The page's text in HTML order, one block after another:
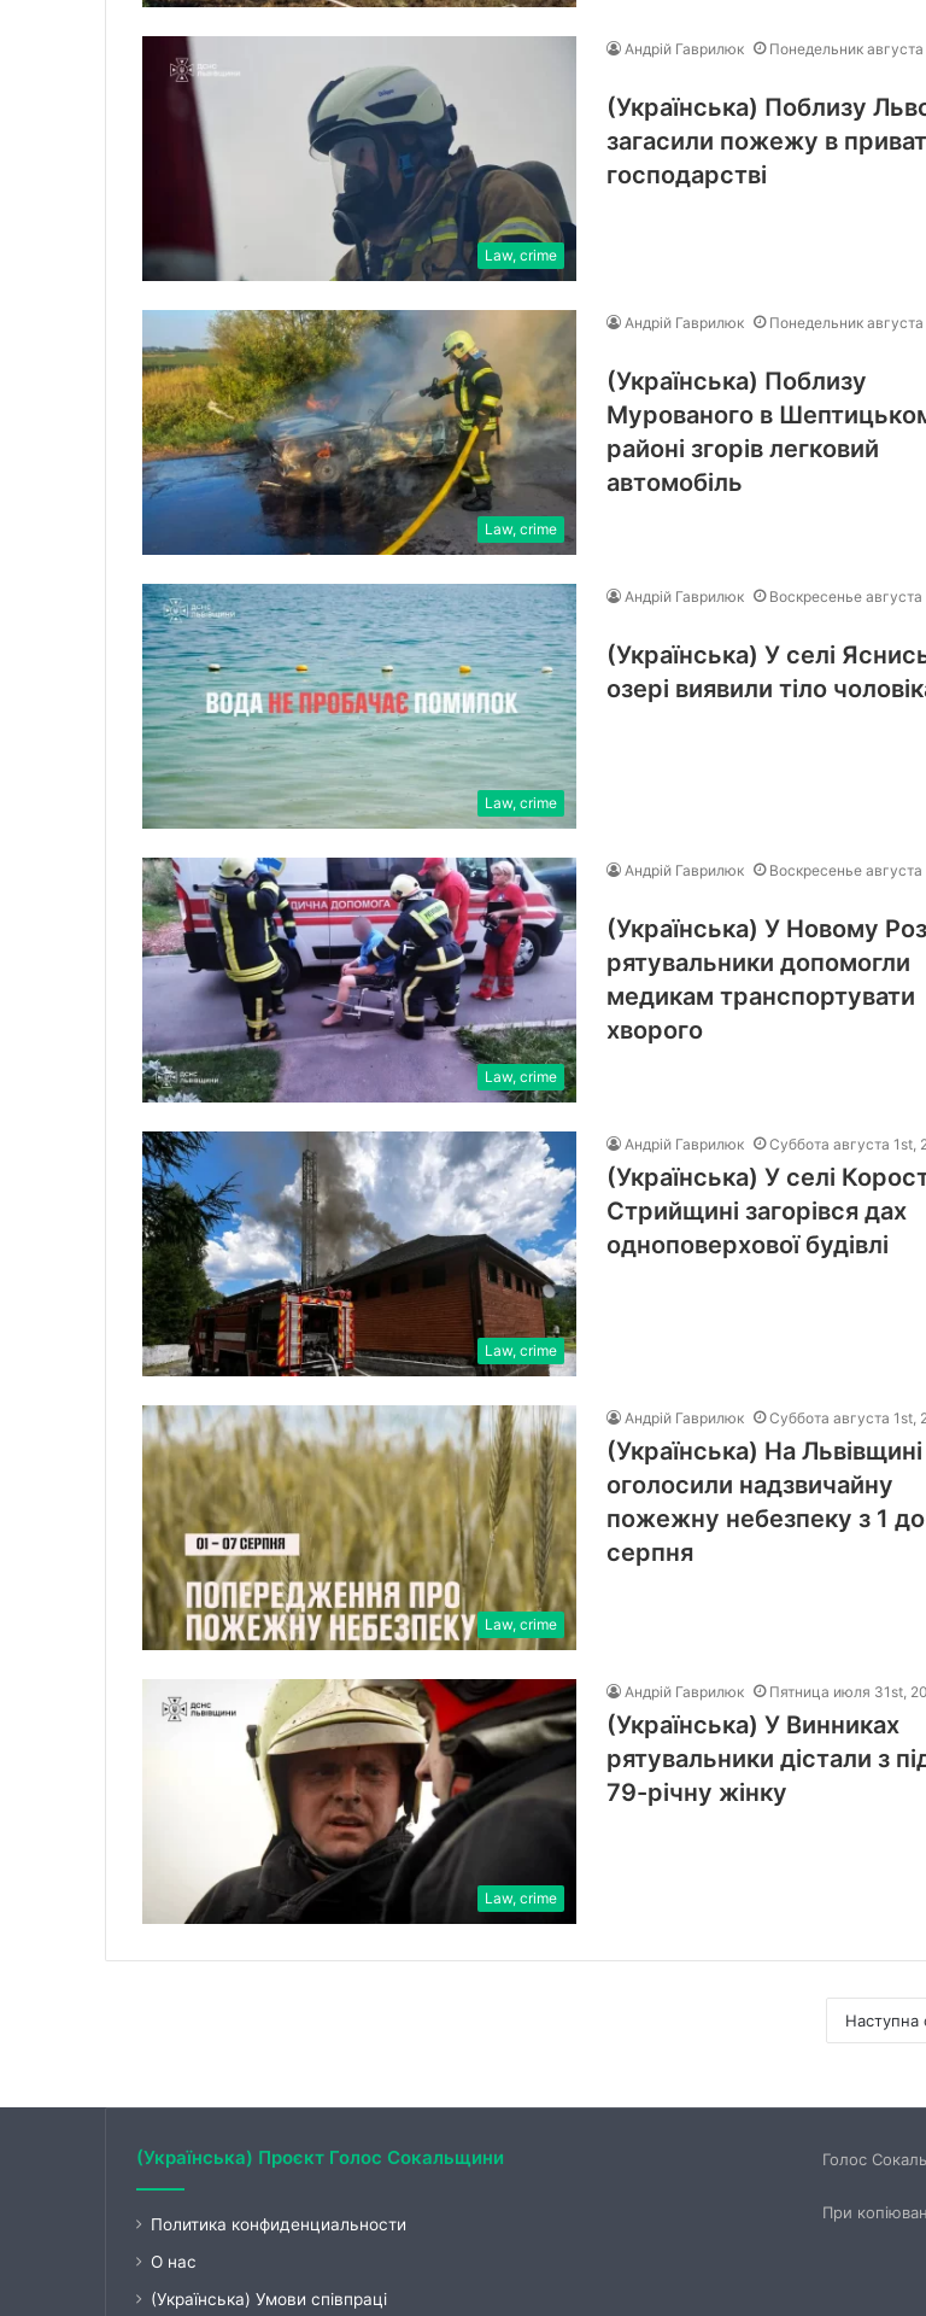
Law, crime
Андрій Гаврилюк
Понедельник
(Українська) Поблизу
загасили пожежу в
господарстві
Law, crime
Андрій Гаврилюк
Понедельник
(Українська) Поблизу
Мурованого в
районі згорів легковий
автомобіль
Law, crime
Андрій Гаврилюк
Воскресенье
(Українська) У селі
озері виявили тіло
Law, crime
Андрій Гаврилюк
Воскресенье
(Українська) У Новому
рятувальники допомогли
медикам транспортувати
хворого
Law, crime
Андрій Гаврилюк Суббота августа 1st,
(Українська) У селі
Стрийщині загорівся дах
одноповерхової будівлі
Law, crime
Андрій Гаврилюк Суббота августа 1st,
(Українська) На Львівщині
оголосили надзвичайну
пожежну небезпеку з 1
серпня
Law, crime
Андрій Гаврилюк Пятница июля 31st,
(Українська) У Винниках
рятувальники дістали з
79-річну жінку
Наступна
(Українська) Проєкт Голос Сокальщини
Политика конфиденциальности
О нас
(Українська) Умови співпраці
Голос
При